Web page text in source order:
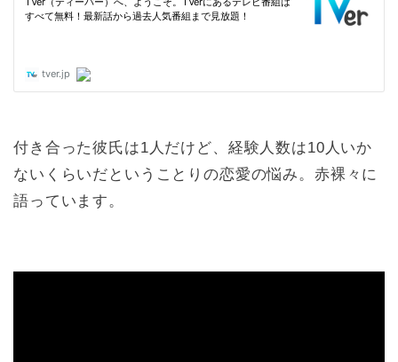
付き合った彼氏は1人だけど、経験人数は10人いか
ないくらいだということりの恋愛の悩み。赤裸々に
語っています。